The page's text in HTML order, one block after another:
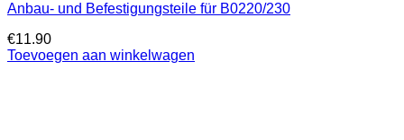
Anbau- und Befestigungsteile für B0220/230
€11.90
Toevoegen aan winkelwagen